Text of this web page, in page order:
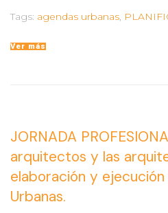
Tags: agendas urbanas,
Ver más
JORNADA
arquitectos y las
elaboración y
Urbanas.